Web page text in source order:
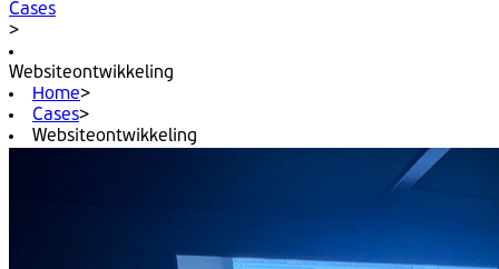
Cases
>
Websiteontwikkeling
Home>
Cases>
Websiteontwikkeling